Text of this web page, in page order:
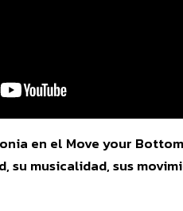
en el Move your
su musicalidad, sus